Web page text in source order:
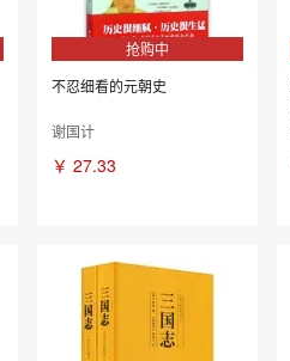
抢购中
不忍细看的元朝史
谢国计
￥ 27.33